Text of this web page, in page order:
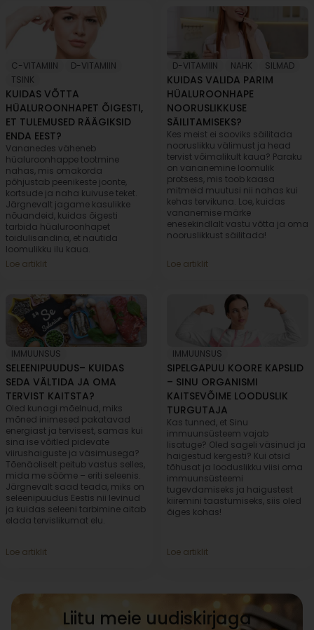
C-VITAMIIN D-VITAMIIN
TSINK
KUIDAS VÕTTA
HÜALUROONHAPET ÕIGESTI,
ET TULEMUSED RÄÄGIKSID
ENDA EEST?
Vananedes väheneb
hüaluroonhappe tootmine
nahas, mis omakorda
põhjustab peenikeste joonte,
kortsude ja naha kuivuse teket.
Järgnevalt jagame kasulikke
nõuandeid, kuidas õigesti
tarbida hüaluroonhapet
toidulisandina, et nautida
loomulikku ilu kaua.
Loe artiklit
D-VITAMIIN NAHK SILMAD
KUIDAS VALIDA PARIM
HÜALUROONHAPE
NOORUSLIKKUSE
SÄILITAMISEKS?
Kes meist ei sooviks säilitada
nooruslikku välimust ja head
tervist võimalikult kaua? Paraku
on vananemine loomulik
protsess, mis toob kaasa
mitmeid muutusi nii nahas kui
kehas tervikuna. Loe, kuidas
vananemise märke
enesekindlalt vastu võtta ja oma
nooruslikkust säilitada!
Loe artiklit
IMMUUNSUS
SELEENIPUUDUS– KUIDAS
SEDA VÄLTIDA JA OMA
TERVIST KAITSTA?
Oled kunagi mõelnud, miks
mõned inimesed pakatavad
energiast ja tervisest, samas kui
sina ise võitled pidevate
viirushaiguste ja väsimusega?
Tõenäoliselt peitub vastus selles,
mida me sööme – eriti seleenis.
Järgnevalt saad teada, miks on
seleenipuudus Eestis nii levinud
ja kuidas seleeni tarbimine aitab
elada tervislikumat elu.
Loe artiklit
IMMUUNSUS
SIPELGAPUU KOORE KAPSLID
– SINU ORGANISMI
KAITSEVÕIME LOODUSLIK
TURGUTAJA
Kas tunned, et Sinu
immuunsüsteem vajab
lisatuge? Oled sageli väsinud ja
haigestud kergesti? Kui otsid
tõhusat ja looduslikku viisi oma
immuunsüsteemi
tugevdamiseks ja haigustest
kiiremini taastumiseks, siis oled
õiges kohas!
Loe artiklit
Liitu meie uudiskirjaga